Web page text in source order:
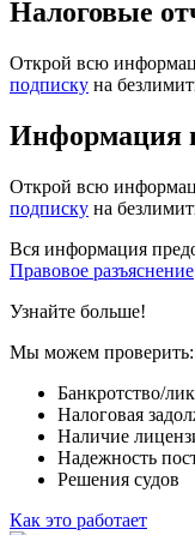
Налоговые
Открой всю
подписку на
Информация
Открой всю
подписку на
Вся информация
Правовое разъяснение
Узнайте больше!
Мы можем проверить:
Банкротство/
Налоговая
Наличие
Надежность
Решения судов
Как это работает